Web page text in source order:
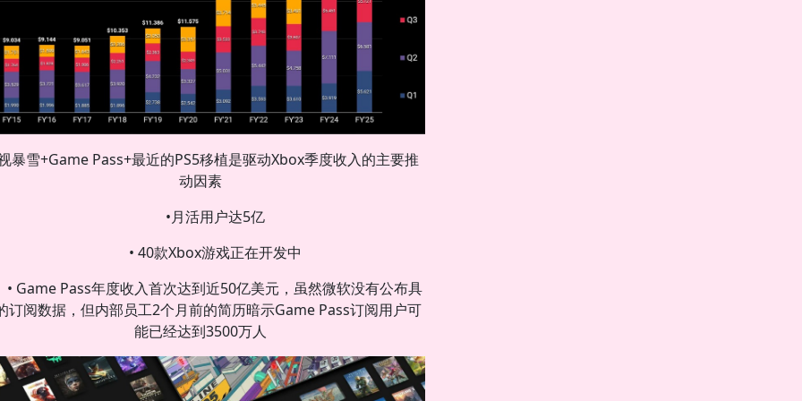
暴雪+Game Pass+最近的PS5移植是驱动Xbox季度收入的主要推
动因素
•月活用户达5亿
• 40款Xbox游戏正在开发中
• Game Pass年度收入首次达到近50亿美元，虽然微软没有公布具
订阅数据，但内部员工2个月前的简历暗示Game Pass订阅用户可
能已经达到3500万人